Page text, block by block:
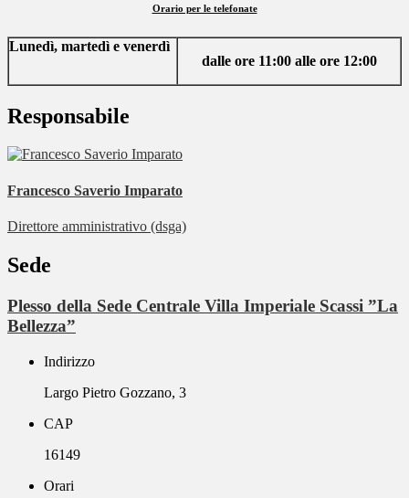
Orario per le telefonate
Lunedì, martedì e venerdì
dalle ore 11:00 alle ore 12:00
Responsabile
Francesco Saverio Imparato
Direttore amministrativo (dsga)
Sede
Plesso della Sede Centrale Villa Imperiale Scassi ”La
Bellezza”
Indirizzo
Largo Pietro Gozzano, 3
CAP
16149
Orari